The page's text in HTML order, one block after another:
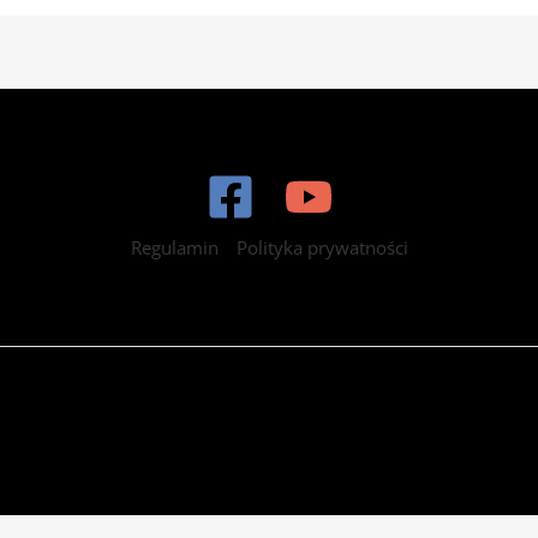
Regulamin Polityka prywatności